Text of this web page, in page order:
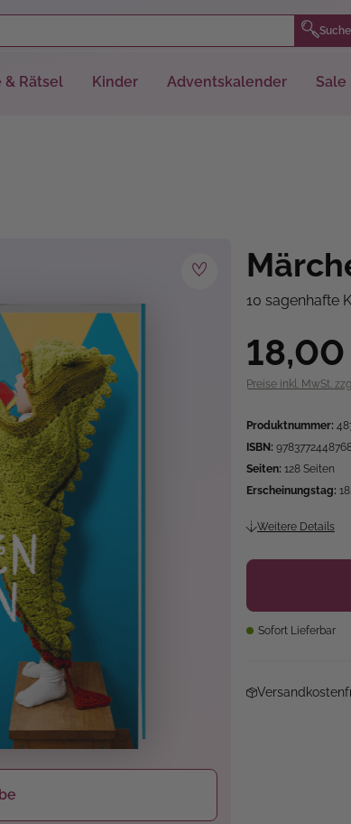
& Rätsel Kinder Adventskalender Sale
10 sagenhafte
Preise inkl. MwSt.
Produktnummer:
ISBN:
Seiten: 128 Seiten
Erscheinungstag:
Weitere Details
Sofort Lieferbar